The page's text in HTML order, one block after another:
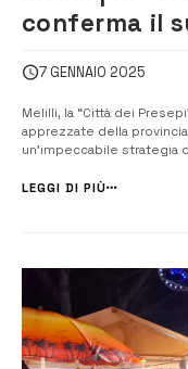
conferma il
7 GENNAIO 2025
Melilli, la “Città dei
apprezzate della
un’impeccabile strategia
appuntamento di ieri,
LEGGI DI PIÙ